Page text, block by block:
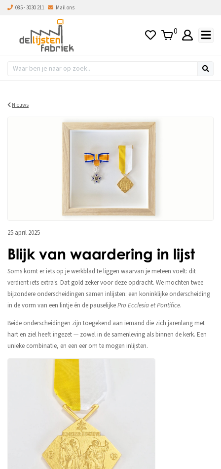
085 - 3030 211 Mail ons
0
Nieuws
25 april 2025
Blijk van waardering in lijst
Soms komt er iets op je werkblad te liggen waarvan je meteen voelt: dit
verdient iets extra’s. Dat gold zeker voor deze opdracht. We mochten twee
bijzondere onderscheidingen samen inlijsten: een koninklijke onderscheiding
in de vorm van een lintje én de pauselijkePro Ecclesia et Pontifice.
Beide onderscheidingen zijn toegekend aan iemand die zich jarenlang met
hart en ziel heeft ingezet — zowel in de samenleving als binnen de kerk. Een
unieke combinatie, en een eer om te mogen inlijsten.